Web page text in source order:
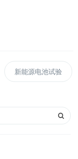
新能源电池试验